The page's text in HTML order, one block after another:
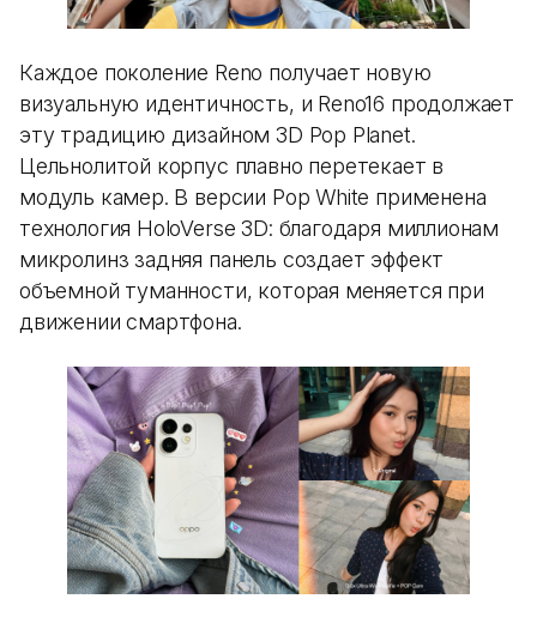
Каждое поколение Reno получает новую
визуальную идентичность, и Reno16 продолжает
эту традицию дизайном 3D Pop Planet.
Цельнолитой корпус плавно перетекает в
модуль камер. В версии Pop White применена
технология HoloVerse 3D: благодаря миллионам
микролинз задняя панель создает эффект
объемной туманности, которая меняется при
движении смартфона.